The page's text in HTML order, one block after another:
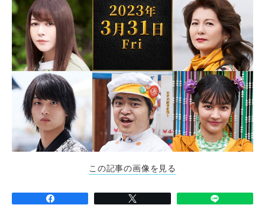
この記事の画像を見る